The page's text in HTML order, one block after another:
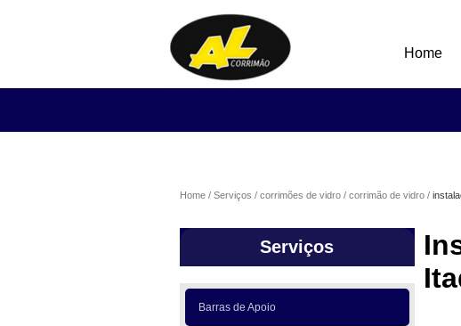
Home
Home Serviços corrimões de vidro corrimão de vidro
Serviços
Barras de Apoio